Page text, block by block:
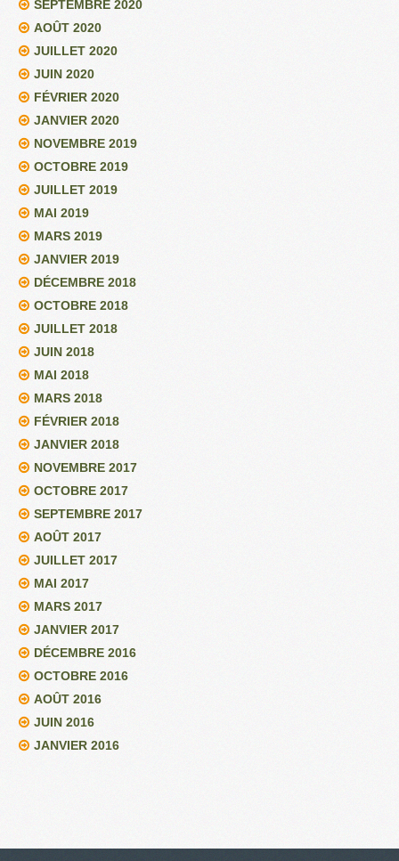
SEPTEMBRE 2020
AOÛT 2020
JUILLET 2020
JUIN 2020
FÉVRIER 2020
JANVIER 2020
NOVEMBRE 2019
OCTOBRE 2019
JUILLET 2019
MAI 2019
MARS 2019
JANVIER 2019
DÉCEMBRE 2018
OCTOBRE 2018
JUILLET 2018
JUIN 2018
MAI 2018
MARS 2018
FÉVRIER 2018
JANVIER 2018
NOVEMBRE 2017
OCTOBRE 2017
SEPTEMBRE 2017
AOÛT 2017
JUILLET 2017
MAI 2017
MARS 2017
JANVIER 2017
DÉCEMBRE 2016
OCTOBRE 2016
AOÛT 2016
JUIN 2016
JANVIER 2016